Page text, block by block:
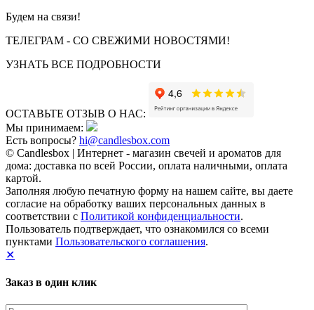
Будем на связи!
ТЕЛЕГРАМ - СО СВЕЖИМИ НОВОСТЯМИ!
УЗНАТЬ ВСЕ ПОДРОБНОСТИ
ОСТАВЬТЕ ОТЗЫВ О НАС:
Мы принимаем:
Есть вопросы? hi@candlesbox.com
© Candlesbox | Интернет - магазин свечей и ароматов для
дома: доставка по всей России, оплата наличными, оплата
картой.
Заполняя любую печатную форму на нашем сайте, вы даете
согласие на обработку ваших персональных данных в
соответствии с Политикой конфиденциальности.
Пользователь подтверждает, что ознакомился со всеми
пунктами Пользовательского соглашения.
✕
Заказ в один клик